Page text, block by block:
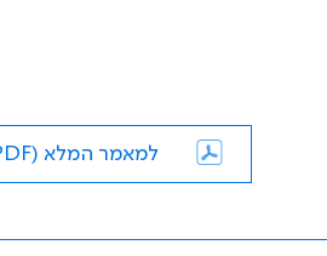
למאמר המלא (PDF)